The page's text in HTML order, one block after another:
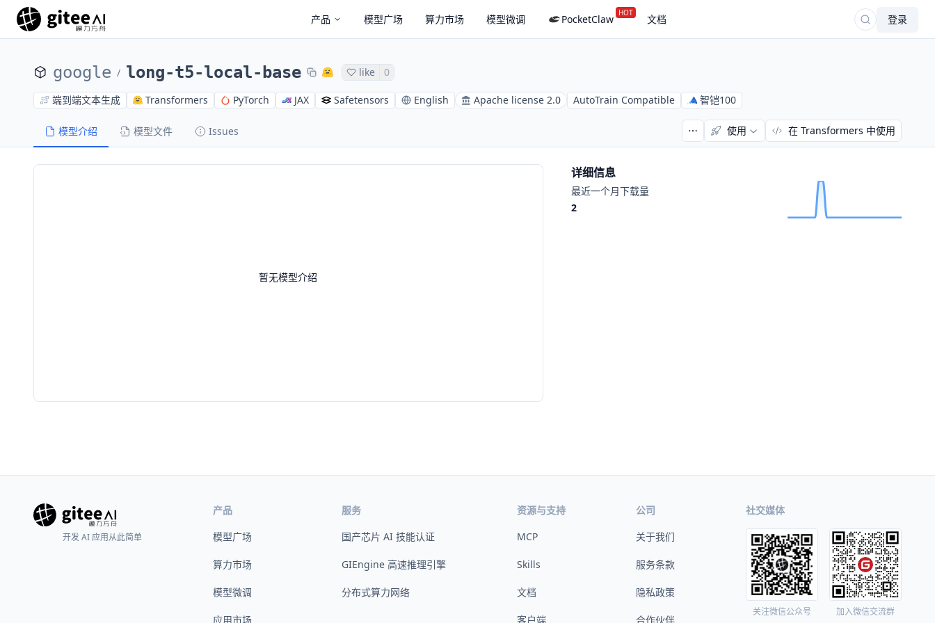
产品 模型广场 算力市场 模型微调 PocketClaw HOT 文档 登录
google / long-t5-local-base like 0
端到端文本生成 Transformers PyTorch JAX Safetensors English Apache license 2.0 AutoTrain Compatible 智铠100
模型介绍 模型文件 Issues 使用 在 Transformers 中使用
暂无模型介绍
详细信息
最近一个月下载量
2
开发 AI 应用从此简单
产品
模型广场
算力市场
模型微调
应用市场
服务
国产芯片 AI 技能认证
GIEngine 高速推理引擎
分布式算力网络
资源与支持
MCP
Skills
文档
客户端
公司
关于我们
服务条款
隐私政策
合作伙伴
社交媒体
关注微信公众号 加入微信交流群